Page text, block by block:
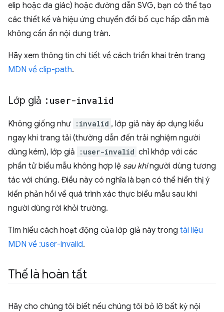
elip hoặc đa giác) hoặc đường dẫn SVG, bạn có thể tạo
các thiết kế và hiệu ứng chuyển đổi bố cục hấp dẫn mà
không cần ẩn nội dung tràn.
Hãy xem thông tin chi tiết về cách triển khai trên trang
MDN về clip-path.
Lớp giả :user-invalid
Không giống như :invalid , lớp giả này áp dụng kiểu
ngay khi trang tải (thường dẫn đến trải nghiệm người
dùng kém), lớp giả
:user-invalid chỉ khớp với các
phần tử biểu mẫu không hợp lệ sau khingười dùng tương
tác với chúng. Điều này có nghĩa là bạn có thể hiển thị ý
kiến phản hồi về quá trình xác thực biểu mẫu sau khi
người dùng rời khỏi trường.
Tìm hiểu cách hoạt động của lớp giả này trong tài liệu
MDN về :user-invalid.
Thế là hoàn tất
Hãy cho chúng tôi biết nếu chúng tôi bỏ lỡ bất kỳ nội